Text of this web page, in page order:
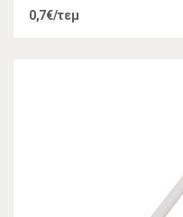
0,7€/τεμ